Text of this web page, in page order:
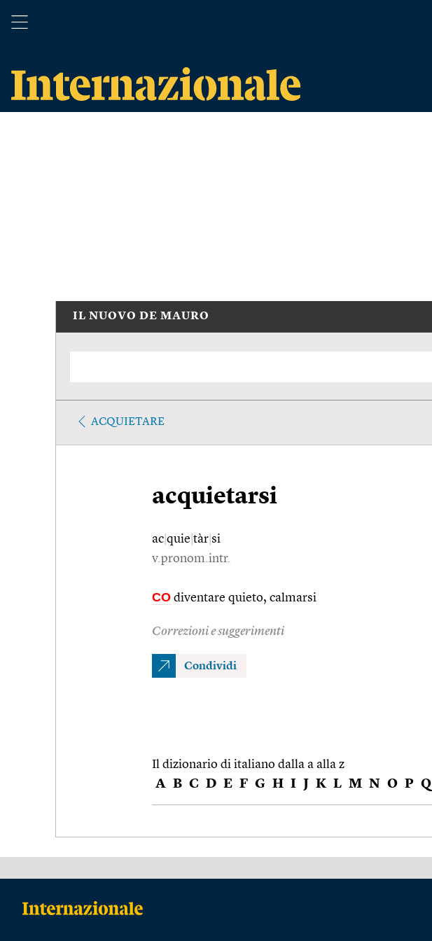
IL NUOVO DE MAURO
ACQUIETARE
acquietarsi
ac quie tàr si
v.pronom.intr.
CO diventare quieto, calmarsi
Correzioni e suggerimenti
Condividi
Il dizionario di italiano dalla a alla z
A B C D E F G H I J K L M N O P Q